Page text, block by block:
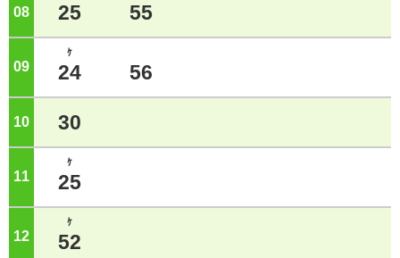
08 25 55
09
ｹ
24 56
10 30
11
ｹ
25
12
ｹ
52